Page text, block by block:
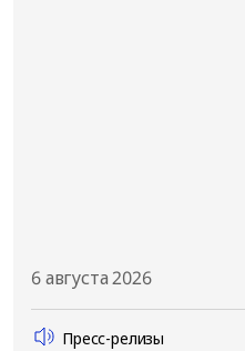
6 августа 2026
Пресс-релизы